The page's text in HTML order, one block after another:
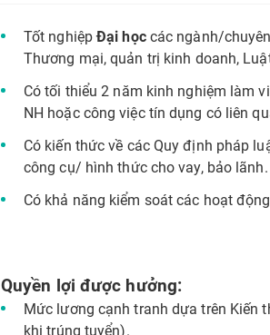
Tốt nghiệpĐại họccác ngành/
Thương mại, quản trị kinh doanh,
Có tối thiểu 2 năm kinh nghiệm làm
NH hoặc công việc tín dụng có liên
Có kiến thức về các Quy định pháp
công cụ/ hình thức cho vay, bảo lãnh.
Có khả năng kiểm soát các hoạt
Quyền lợi được hưởng:
Mức lương cạnh tranh dựa trên Kiến
khi trúng tuyển).